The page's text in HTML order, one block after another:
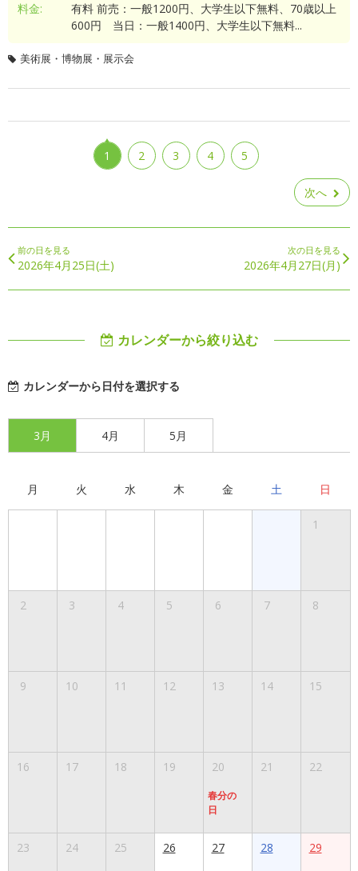
料金:
有料 前売：一般1200円、大学生以下無料、70歳以上
600円 当日：一般1400円、大学生以下無料...
美術展・博物展・展示会
1 2 3 4 5
次へ
前の日を見る
2026年4月25日(土)
次の日を見る
2026年4月27日(月)
カレンダーから絞り込む
カレンダーから日付を選択する
3月 4月 5月
月 火 水 木 金 土 日
1
2 3 4 5 6 7 8
9 10 11 12 13 14 15
16 17 18 19 20
春分の
日
21 22
23 24 25 26 27 28 29